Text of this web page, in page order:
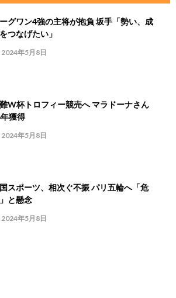
グワン4強の主将が抱負 坂手「勢い、成
つなげたい」
2024年5月8日
W杯トロフィー競売へ マラドーナさん
獲得
2024年5月8日
スポーツ、相次ぐ不振 パリ五輪へ「危
と懸念
2024年5月8日